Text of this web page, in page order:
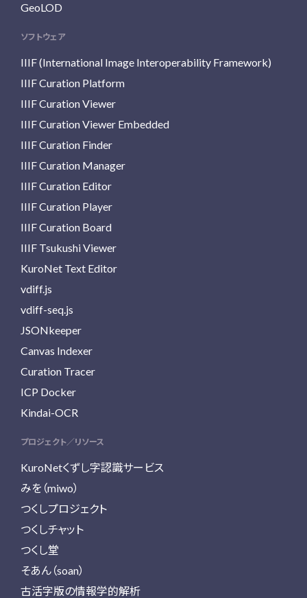
GeoLOD
ソフトウェア
IIIF (International Image Interoperability Framework)
IIIF Curation Platform
IIIF Curation Viewer
IIIF Curation Viewer Embedded
IIIF Curation Finder
IIIF Curation Manager
IIIF Curation Editor
IIIF Curation Player
IIIF Curation Board
IIIF Tsukushi Viewer
KuroNet Text Editor
vdiff.js
vdiff-seq.js
JSONkeeper
Canvas Indexer
Curation Tracer
ICP Docker
Kindai-OCR
プロジェクト／リソース
KuroNetくずし字認識サービス
みを（miwo）
つくしプロジェクト
つくしチャット
つくし堂
そあん（soan）
古活字版の情報学的解析